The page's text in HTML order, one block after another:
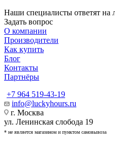
Наши специалисты ответят
Задать вопрос
О компании
Производители
Как купить
Блог
Контакты
Партнёры
+7 964 519-43-19
info@luckyhours.ru
г. Москва
ул. Ленинская слобода 19
* не является магазином и пунктом самовывоза